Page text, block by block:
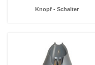
Knopf - Schalter